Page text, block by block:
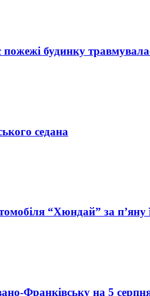
будинку
седана
“Хюндай” за
Франківську на 5